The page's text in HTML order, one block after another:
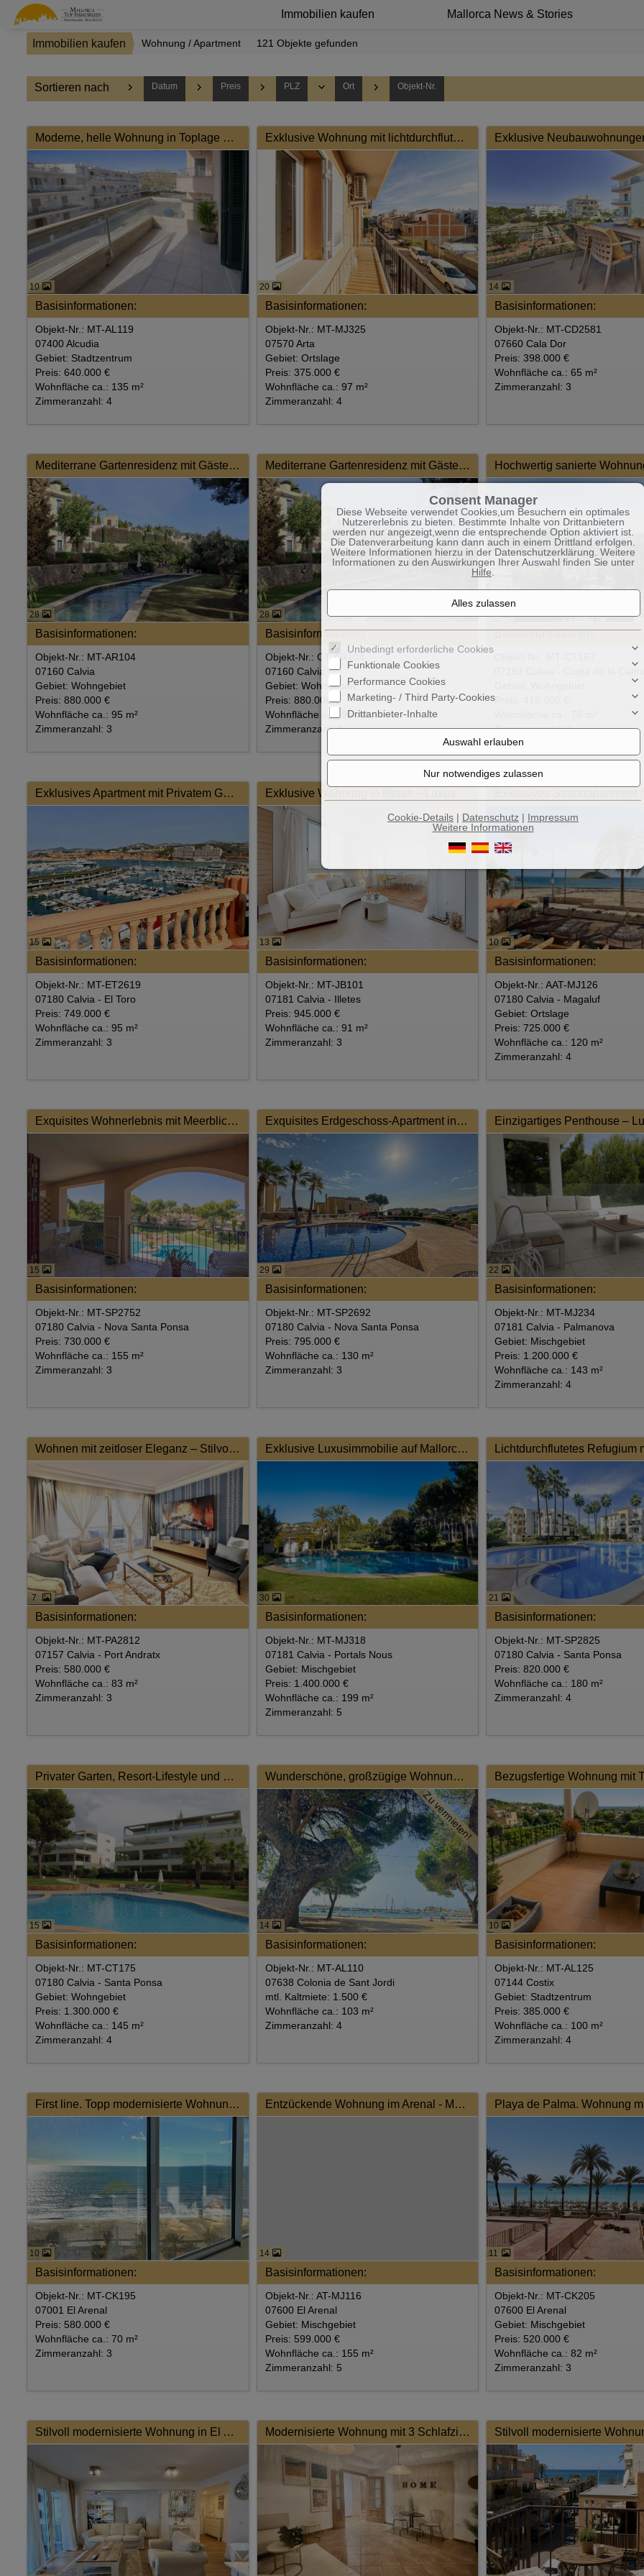
Immobilien kaufen Mallorca News & Stories
Immobilien kaufen Wohnung / Apartment 121 Objekte gefunden
Sortieren nach Datum Preis PLZ Ort Objekt-Nr.
Moderne, helle Wohnung in Toplage am Meer – 3 SZ, Balkon & Tiefgarage
10
Basisinformationen:
Objekt-Nr.: MT-AL119
07400 Alcudia
Gebiet: Stadtzentrum
Preis: 640.000 €
Wohnfläche ca.: 135 m²
Zimmeranzahl: 4
Exklusive Wohnung mit lichtdurchfluteter Raumharmonie und hochwertiger Ausstattung
20
Basisinformationen:
Objekt-Nr.: MT-MJ325
07570 Arta
Gebiet: Ortslage
Preis: 375.000 €
Wohnfläche ca.: 97 m²
Zimmeranzahl: 4
14
Basisinformationen:
Objekt-Nr.: MT-CD2581
07660 Cala Dor
Preis: 398.000 €
Wohnfläche ca.: 65 m²
Zimmeranzahl: 3
Mediterrane Gartenresidenz mit Gästebereich in exklusiver Lage
28
Basisinformationen:
Objekt-Nr.: MT-AR104
07160 Calvia
Gebiet: Wohngebiet
Preis: 880.000 €
Wohnfläche ca.: 95 m²
Zimmeranzahl: 3
Mediterrane Gartenresidenz mit Gästebereich in exklusiver Lage
28
Basisinformationen:
Objekt-Nr.: CT-AR104
07160 Calvia
Gebiet: Wohngebiet
Preis: 880.000 €
Wohnfläche ca.: 95 m²
Zimmeranzahl: 3
7
Basisinformationen:
07183 Calvia - Costa de la
Preis: 415.000 €
Zimmeranzahl: 2
Exklusives Apartment mit Privatem Garten im Herzen von El Toro
15
Basisinformationen:
Objekt-Nr.: MT-ET2619
07180 Calvia - El Toro
Preis: 749.000 €
Wohnfläche ca.: 95 m²
Zimmeranzahl: 3
13
Basisinformationen:
Objekt-Nr.: MT-JB101
07181 Calvia - Illetes
Preis: 945.000 €
Wohnfläche ca.: 91 m²
Zimmeranzahl: 3
10
Basisinformationen:
Objekt-Nr.: AAT-MJ126
07180 Calvia - Magaluf
Gebiet: Ortslage
Preis: 725.000 €
Wohnfläche ca.: 120 m²
Zimmeranzahl: 4
Exquisites Wohnerlebnis mit Meerblick in exklusiver Wohnresidenz
15
Basisinformationen:
Objekt-Nr.: MT-SP2752
07180 Calvia - Nova Santa Ponsa
Preis: 730.000 €
Wohnfläche ca.: 155 m²
Zimmeranzahl: 3
Exquisites Erdgeschoss-Apartment in einer luxuriösen Wohnanlage auf Mallorca
29
Basisinformationen:
Objekt-Nr.: MT-SP2692
07180 Calvia - Nova Santa Ponsa
Preis: 795.000 €
Wohnfläche ca.: 130 m²
Zimmeranzahl: 3
22
Basisinformationen:
Objekt-Nr.: MT-MJ234
07181 Calvia - Palmanova
Gebiet: Mischgebiet
Preis: 1.200.000 €
Wohnfläche ca.: 143 m²
Zimmeranzahl: 4
Wohnen mit zeitloser Eleganz – Stilvolle, renovierte Wohnung in Toplage
7
Basisinformationen:
Objekt-Nr.: MT-PA2812
07157 Calvia - Port Andratx
Preis: 580.000 €
Wohnfläche ca.: 83 m²
Zimmeranzahl: 3
Exklusive Luxusimmobilie auf Mallorca in Portals Nous
30
Basisinformationen:
Objekt-Nr.: MT-MJ318
07181 Calvia - Portals Nous
Gebiet: Mischgebiet
Preis: 1.400.000 €
Wohnfläche ca.: 199 m²
Zimmeranzahl: 5
21
Basisinformationen:
Objekt-Nr.: MT-SP2825
07180 Calvia - Santa Ponsa
Preis: 820.000 €
Wohnfläche ca.: 180 m²
Zimmeranzahl: 4
Privater Garten, Resort-Lifestyle und modernes Wohnen auf höchstem Niveau
15
Basisinformationen:
Objekt-Nr.: MT-CT175
07180 Calvia - Santa Ponsa
Gebiet: Wohngebiet
Preis: 1.300.000 €
Wohnfläche ca.: 145 m²
Zimmeranzahl: 4
Wunderschöne, großzügige Wohnung zur Miete in Colònia de Sant Jordi – nur wenige Schritte vom Meer entfernt
14
Zu vermieten!
Basisinformationen:
Objekt-Nr.: MT-AL110
07638 Colonia de Sant Jordi
mtl. Kaltmiete: 1.500 €
Wohnfläche ca.: 103 m²
Zimmeranzahl: 4
10
Basisinformationen:
Objekt-Nr.: MT-AL125
07144 Costix
Gebiet: Stadtzentrum
Preis: 385.000 €
Wohnfläche ca.: 100 m²
Zimmeranzahl: 4
First line. Topp modernisierte Wohnung mit traumhaftem Meerblick
10
Basisinformationen:
Objekt-Nr.: MT-CK195
07001 El Arenal
Preis: 580.000 €
Wohnfläche ca.: 70 m²
Zimmeranzahl: 3
Entzückende Wohnung im Arenal - Modernisiert und Zentral gelegen
14
Basisinformationen:
Objekt-Nr.: AT-MJ116
07600 El Arenal
Gebiet: Mischgebiet
Preis: 599.000 €
Wohnfläche ca.: 155 m²
Zimmeranzahl: 5
11
Basisinformationen:
Objekt-Nr.: MT-CK205
07600 El Arenal
Gebiet: Mischgebiet
Preis: 520.000 €
Wohnfläche ca.: 82 m²
Zimmeranzahl: 3
Stilvoll modernisierte Wohnung in El Arenal – nur wenige Schritte vom Meer entfernt Modernisierte Wohnung mit 3 Schlafzimmer in unmittelbarer Strandnähe EL Arenal
Consent Manager
Diese Webseite verwendet Cookies,um Besuchern ein optimales
Nutzererlebnis zu bieten. Bestimmte Inhalte von Drittanbietern
werden nur angezeigt,wenn die entsprechende Option aktiviert ist.
Die Datenverarbeitung kann dann auch in einem Drittland erfolgen.
Weitere Informationen hierzu in der Datenschutzerklärung. Weitere
Informationen zu den Auswirkungen Ihrer Auswahl finden Sie unter
Hilfe
Unbedingt erforderliche Cookies
Funktionale Cookies
Performance Cookies
Marketing- / Third Party-Cookies
Drittanbieter-Inhalte
Cookie-Details | Datenschutz | Impressum
Weitere Informationen